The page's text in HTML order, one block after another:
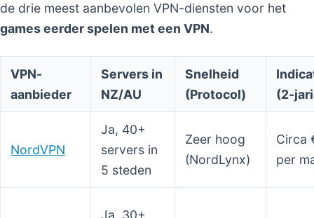
de drie meest aanbevolen VPN-diensten voor het
games eerder spelen met een VPN.
VPN-
aanbieder
Servers in
NZ/AU
Snelheid
(Protocol)
(2-
NordVPN
Ja, 40+
servers in
5 steden
Zeer hoog
(NordLynx)
Circa
per
Ja, 30+